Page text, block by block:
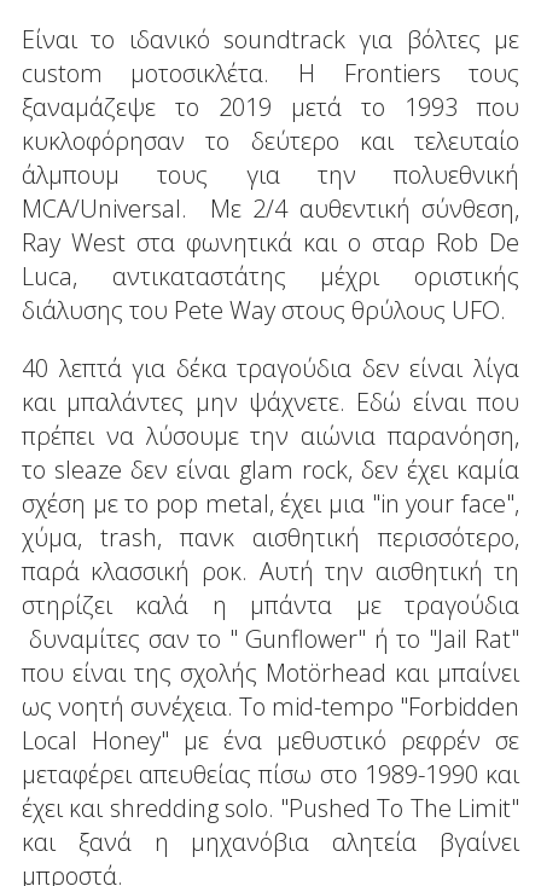
Είναι το ιδανικό soundtrack για βόλτες με
custom μοτοσικλέτα. Η Frontiers τους
ξαναμάζεψε το 2019 μετά το 1993 που
κυκλοφόρησαν το δεύτερο και τελευταίο
άλμπουμ τους για την πολυεθνική
MCA/Universal. Με 2/4 αυθεντική σύνθεση,
Ray West στα φωνητικά και ο σταρ Rob De
Luca, αντικαταστάτης μέχρι οριστικής
διάλυσης του Pete Way στους θρύλους UFO.
40 λεπτά για δέκα τραγούδια δεν είναι λίγα
και μπαλάντες μην ψάχνετε. Εδώ είναι που
πρέπει να λύσουμε την αιώνια παρανόηση,
το sleaze δεν είναι glam rock, δεν έχει καμία
σχέση με το pop metal, έχει μια "in your face",
χύμα, trash, πανκ αισθητική περισσότερο,
παρά κλασσική ροκ. Αυτή την αισθητική τη
στηρίζει καλά η μπάντα με τραγούδια
δυναμίτες σαν το " Gunflower" ή το "Jail Rat"
που είναι της σχολής Motörhead και μπαίνει
ως νοητή συνέχεια. To mid-tempo "Forbidden
Local Honey" με ένα μεθυστικό ρεφρέν σε
μεταφέρει απευθείας πίσω στο 1989-1990 και
έχει και shredding solo. "Pushed To The Limit"
και ξανά η μηχανόβια αλητεία βγαίνει
μπροστά.